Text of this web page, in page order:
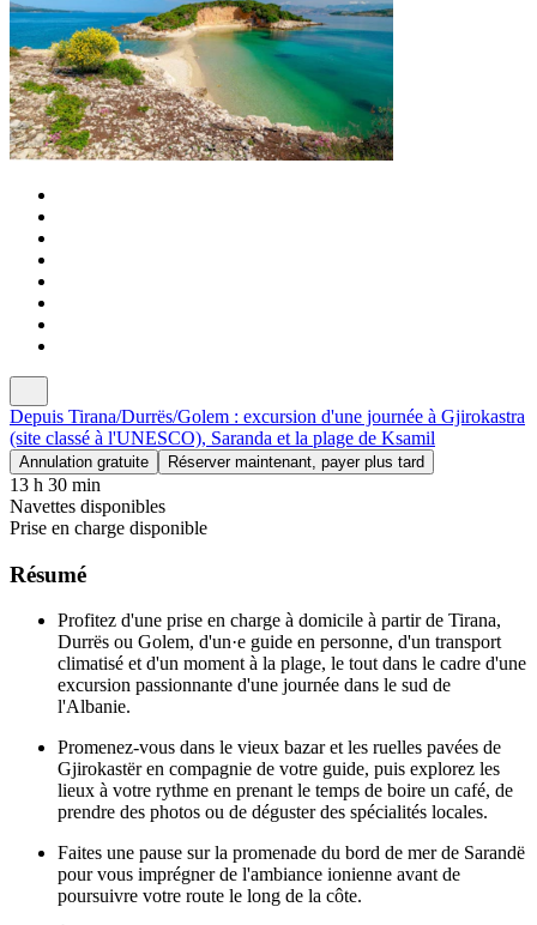
Depuis Tirana/Durrës/Golem : excursion d'une journée à Gjirokastra
(site classé à l'UNESCO), Saranda et la plage de Ksamil
Annulation gratuite Réserver maintenant, payer plus tard
13 h 30 min
Navettes disponibles
Prise en charge disponible
Résumé
Profitez d'une prise en charge à domicile à partir de Tirana,
Durrës ou Golem, d'un·e guide en personne, d'un transport
climatisé et d'un moment à la plage, le tout dans le cadre d'une
excursion passionnante d'une journée dans le sud de
l'Albanie.
Promenez-vous dans le vieux bazar et les ruelles pavées de
Gjirokastër en compagnie de votre guide, puis explorez les
lieux à votre rythme en prenant le temps de boire un café, de
prendre des photos ou de déguster des spécialités locales.
Faites une pause sur la promenade du bord de mer de Sarandë
pour vous imprégner de l'ambiance ionienne avant de
poursuivre votre route le long de la côte.